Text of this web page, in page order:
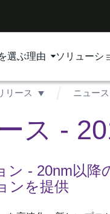
選ぶ理由 ソリューシ
リース ニュー
ス -
ン - 20nm以
ンを提供